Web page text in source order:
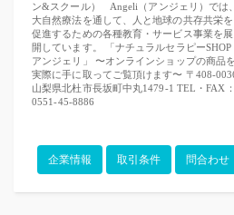
ン&スクール） Angeli（アンジェリ）では、
大自然療法を通して、人と地球の共存共栄を
促進するための各種教育・サービス事業を展
開しています。 「ナチュラルセラピーSHOP
アンジェリ」 〜オンラインショップの商品を
実際に手に取ってご覧頂けます〜 〒408-
山梨県北杜市長坂町中丸1479-1 TEL・FAX：
0551-45-8886
企業情報 取引条件 問合わせ